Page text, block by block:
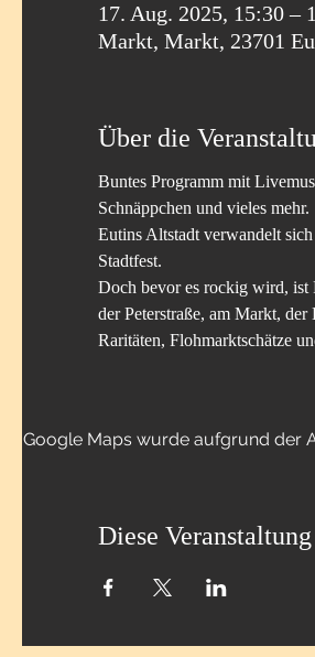
17. Aug. 2025, 15:30 –
Markt, Markt, 23701
Über die
Buntes Programm mit
Schnäppchen und vieles mehr.
Eutins Altstadt verwandelt
Stadtfest.
Doch bevor es rockig wird, ist
der Peterstraße, am Markt,
Raritäten, Flohmarktschätze
Google Maps wurde aufgrund der
Diese